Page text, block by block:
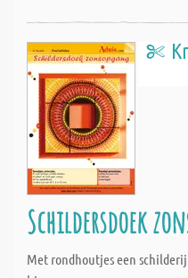
Schildersdoek
Met rondhoutjes een